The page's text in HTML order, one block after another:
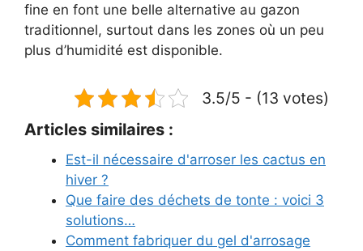
fine en font une belle alternative au gazon
traditionnel, surtout dans les zones où un peu
plus d’humidité est disponible.
3.5/5 - (13 votes)
Articles similaires :
Est-il nécessaire d'arroser les cactus en
hiver ?
Que faire des déchets de tonte : voici 3
solutions…
Comment fabriquer du gel d'arrosage